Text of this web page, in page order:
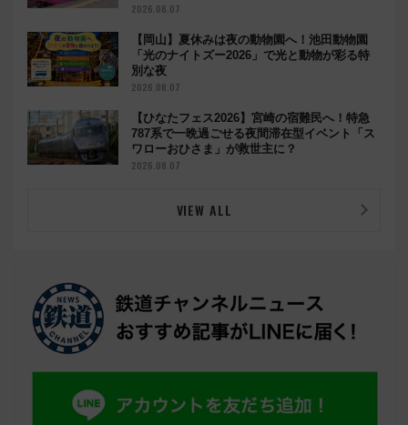
2026.08.07
【岡山】夏休みは夜の動物園へ！池田動物園
「光のナイトズー2026」で光と動物が彩る特
別な夜
2026.08.07
【ひなたフェス2026】宮崎の宿難民へ！特急
787系で一晩過ごせる夜間滞在型イベント「ス
ワローおひさま」が救世主に？
2026.08.07
VIEW ALL